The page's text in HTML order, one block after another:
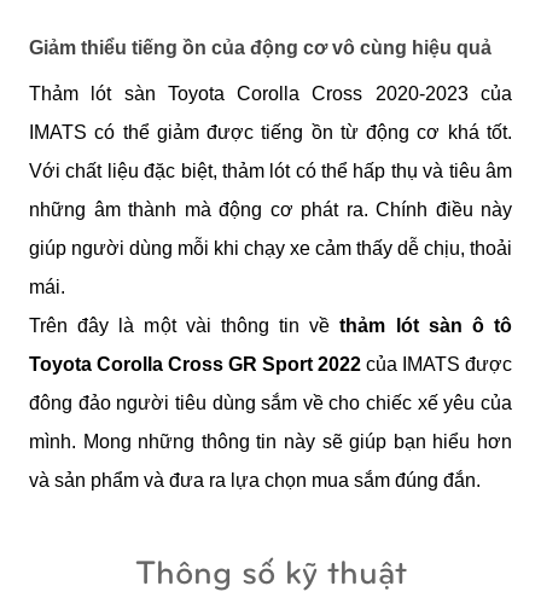
Giảm thiểu tiếng ồn của động cơ vô cùng hiệu quả
Thảm lót sàn Toyota Corolla Cross 2020-2023 của
IMATS có thể giảm được tiếng ồn từ động cơ khá tốt.
Với chất liệu đặc biệt, thảm lót có thể hấp thụ và tiêu âm
những âm thành mà động cơ phát ra. Chính điều này
giúp người dùng mỗi khi chạy xe cảm thấy dễ chịu, thoải
mái.
Trên đây là một vài thông tin về thảm lót sàn ô tô
Toyota Corolla Cross GR Sport 2022 của IMATS được
đông đảo người tiêu dùng sắm về cho chiếc xế yêu của
mình. Mong những thông tin này sẽ giúp bạn hiểu hơn
và sản phẩm và đưa ra lựa chọn mua sắm đúng đắn.
Thông số kỹ thuật